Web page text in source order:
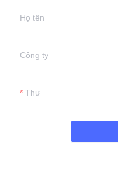
Họ tên
Công ty
Thư